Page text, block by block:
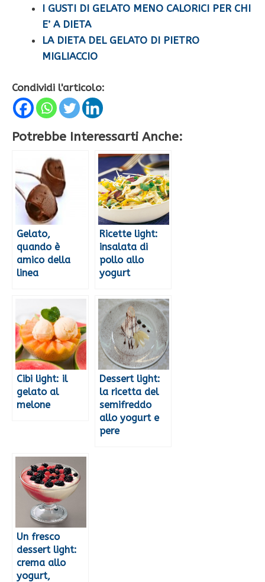
I GUSTI DI GELATO MENO CALORICI PER CHI
E’ A DIETA
LA DIETA DEL GELATO DI PIETRO
MIGLIACCIO
Condividi l'articolo:
Potrebbe Interessarti Anche:
Gelato,
quando è
amico della
linea
Ricette light:
insalata di
pollo allo
yogurt
Cibi light: il
gelato al
melone
Dessert light:
la ricetta del
semifreddo
allo yogurt e
pere
Un fresco
dessert light:
crema allo
yogurt,